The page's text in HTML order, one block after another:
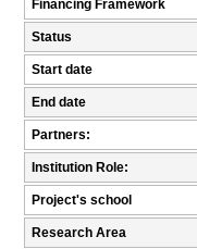
Financing Framework
Status
Start date
End date
Partners:
Institution Role:
Project's school
Research Area